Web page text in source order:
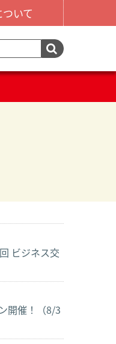
いて
ビジネス交
開催！（8/3